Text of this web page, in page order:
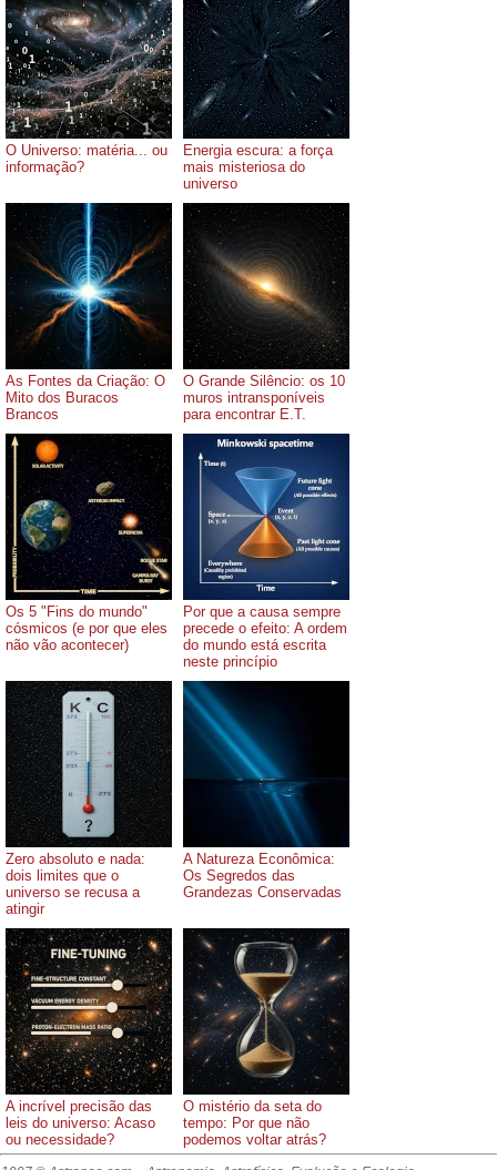
O Universo: matéria... ou
informação?
Energia escura: a força
mais misteriosa do
universo
As Fontes da Criação: O
Mito dos Buracos
Brancos
O Grande Silêncio: os 10
muros intransponíveis
para encontrar E.T.
Os 5 "Fins do mundo"
cósmicos (e por que eles
não vão acontecer)
Por que a causa sempre
precede o efeito: A ordem
do mundo está escrita
neste princípio
Zero absoluto e nada:
dois limites que o
universo se recusa a
atingir
A Natureza Econômica:
Os Segredos das
Grandezas Conservadas
A incrível precisão das
leis do universo: Acaso
ou necessidade?
O mistério da seta do
tempo: Por que não
podemos voltar atrás?